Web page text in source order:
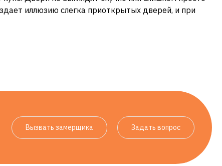
иллюзию слегка приоткрытых дверей, и при
Вызвать замерщика Задать вопрос